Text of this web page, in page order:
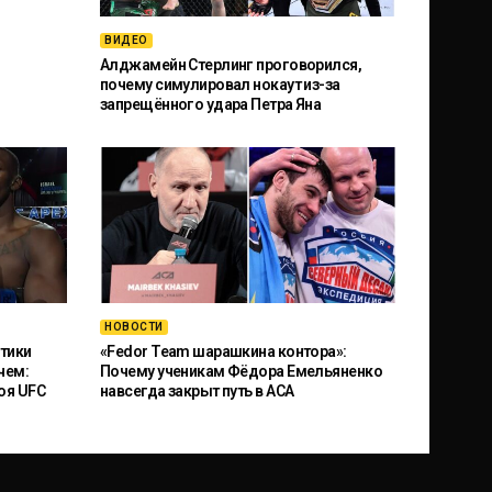
ВИДЕО
Алджамейн Стерлинг проговорился,
почему симулировал нокаут из-за
запрещённого удара Петра Яна
UFC
НОВОСТИ
«Fedor Team шарашкина контора»:
Почему ученикам Фёдора Емельяненко
навсегда закрыт путь в ACA